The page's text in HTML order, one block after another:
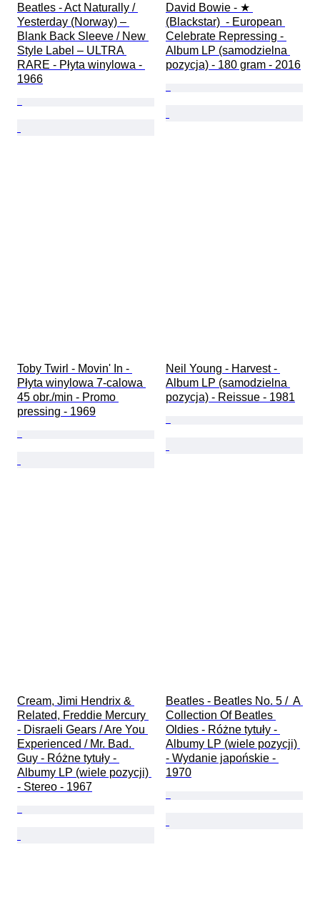
Beatles - Act Naturally /
Yesterday (Norway) –
Blank Back Sleeve / New
Style Label – ULTRA
RARE - Płyta winylowa -
1966
David Bowie - ★
(Blackstar)  - European
Celebrate Repressing -
Album LP (samodzielna
pozycja) - 180 gram - 2016
Toby Twirl - Movin' In -
Płyta winylowa 7-calowa
45 obr./min - Promo
pressing - 1969
Neil Young - Harvest -
Album LP (samodzielna
pozycja) - Reissue - 1981
Cream, Jimi Hendrix &
Related, Freddie Mercury
- Disraeli Gears / Are You
Experienced / Mr. Bad.
Guy - Różne tytuły -
Albumy LP (wiele pozycji)
- Stereo - 1967
Beatles - Beatles No. 5 /  A
Collection Of Beatles
Oldies - Różne tytuły -
Albumy LP (wiele pozycji)
- Wydanie japońskie -
1970